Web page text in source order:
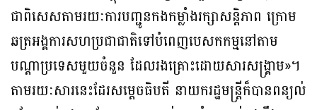
ជាពិសេសតាមរយៈការបញ្ជូនកងកម្លាំងរក្សាសន្តិភាព ក្រោម
ឆត្រអង្គការសហប្រជាជាតិទៅបំពេញបេសកកម្មនៅតាម
បណ្តាប្រទេសមួយចំនួន ដែលរងគ្រោះដោយសារសង្រ្គាម»។
តាមរយៈសារនេះដែរសម្តេចធិបតី នាយករដ្ឋមន្រ្តីក៏បានពន្យល់